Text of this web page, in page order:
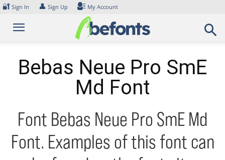
Skip
content
🔐 Sign In 👤 Sign Up My Account
Bebas Neue Pro SmE
Md Font
Font Bebas Neue Pro SmE Md
Font. Examples of this font can